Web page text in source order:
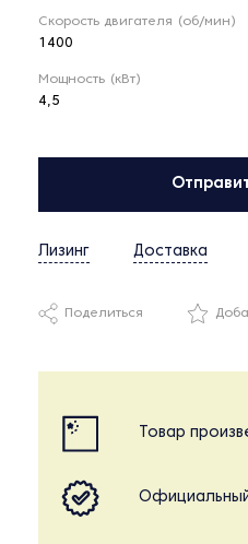
Скорость двигателя (об/мин)
1400
Мощность (кВт)
4,5
Лизинг Доставка
Поделиться
Товар